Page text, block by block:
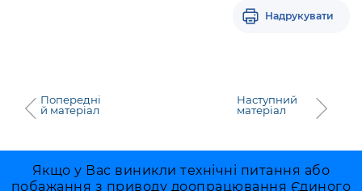
Надрукувати
Попередні
й матеріал
Наступний
матеріал
Якщо у Вас виникли технічні питання або
побажання з приводу доопрацювання Єдиного